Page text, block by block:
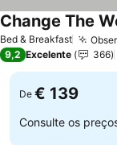
Bed & Breakfast
Change The
9,2 Excelente 366
De € 139
Consulte os